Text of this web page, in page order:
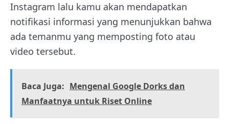
Instagram lalu kamu akan mendapatkan
notifikasi informasi yang menunjukkan bahwa
ada temanmu yang memposting foto atau
video tersebut.
Baca Juga: Mengenal Google Dorks dan
Manfaatnya untuk Riset Online